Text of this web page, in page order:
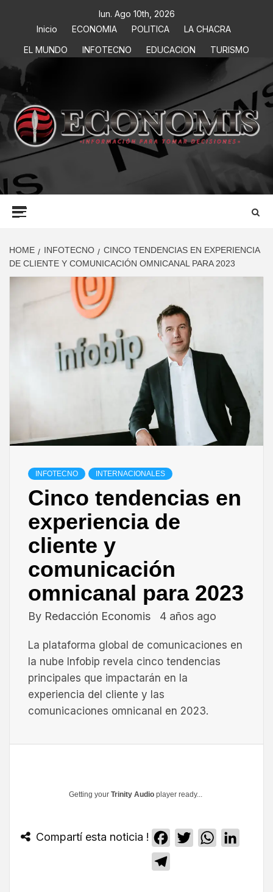
lun. Ago 10th, 2026
Inicio
ECONOMIA POLITICA
LA CHACRA
EL MUNDO
INFOTECNO EDUCACION TURISMO
ECONOMIS
INFORMACIÓN PARA TOMAR DECISIONES
HOME INFOTECNO
CINCO TENDENCIAS EN EXPERIENCIA
DE CLIENTE Y COMUNICACIÓN OMNICANAL PARA 2023
INFOTECNO INTERNACIONALES
Cinco tendencias en
experiencia de
cliente y
comunicación
omnicanal para 2023
By Redacción Economis 4 años ago
La plataforma global de comunicaciones en
la nube Infobip revela cinco tendencias
principales que impactarán en la
experiencia del cliente y las
comunicaciones omnicanal en 2023.
Getting your Trinity Audio player ready...
Compartí esta noticia ! Facebook
TwitterWhatsApp